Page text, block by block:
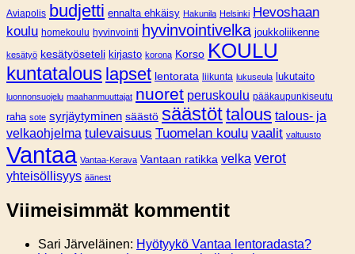
Aviapolis budjetti ennalta ehkäisy Hakunila Helsinki Hevoshaan
koulu homekoulu hyvinvointi hyvinvointivelka joukkoliikenne
kesätyö kesätyöseteli kirjasto korona Korso KOULU
kuntatalous lapset lentorata liikunta lukuseula lukutaito
luonnonsuojelu maahanmuuttajat nuoret peruskoulu pääkaupunkiseutu
raha sote syrjäytyminen säästö säästöttalous talous- ja
velkaohjelma tulevaisuus Tuomelan koulu vaalit valtuusto
Vantaa Vantaa-Kerava Vantaan ratikka velka verot
yhteisöllisyys äänest
Viimeisimmät kommentit
Sari Järveläinen: Hyötyykö Vantaa lentoradasta?